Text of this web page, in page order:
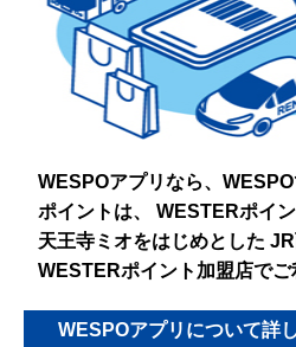
WESPOアプリなら、
ポイントは、
WESTERポイン
天王寺ミオをはじめとした
WESTERポイント加盟店でご
WESPOアプリについて詳